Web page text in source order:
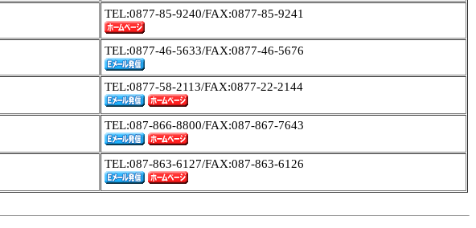
TEL:0877-85-9240/FAX:0877-85-9241
TEL:0877-46-5633/FAX:0877-46-5676
TEL:0877-58-2113/FAX:0877-22-2144
TEL:087-866-8800/FAX:087-867-7643
TEL:087-863-6127/FAX:087-863-6126